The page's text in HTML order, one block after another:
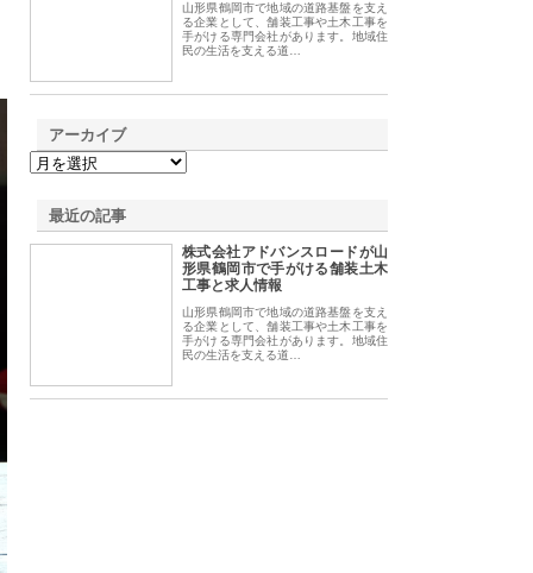
山形県鶴岡市で地域の道路基盤を支え
る企業として、舗装工事や土木工事を
手がける専門会社があります。地域住
民の生活を支える道…
アーカイブ
最近の記事
株式会社アドバンスロードが山
形県鶴岡市で手がける舗装土木
工事と求人情報
山形県鶴岡市で地域の道路基盤を支え
る企業として、舗装工事や土木工事を
手がける専門会社があります。地域住
民の生活を支える道…